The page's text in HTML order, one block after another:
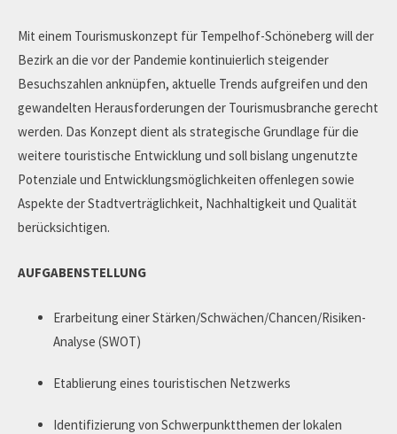
Mit einem Tourismuskonzept für Tempelhof-Schöneberg will der
Bezirk an die vor der Pandemie kontinuierlich steigender
Besuchszahlen anknüpfen, aktuelle Trends aufgreifen und den
gewandelten Herausforderungen der Tourismusbranche gerecht
werden. Das Konzept dient als strategische Grundlage für die
weitere touristische Entwicklung und soll bislang ungenutzte
Potenziale und Entwicklungsmöglichkeiten offenlegen sowie
Aspekte der Stadtverträglichkeit, Nachhaltigkeit und Qualität
berücksichtigen.
AUFGABENSTELLUNG
Erarbeitung einer Stärken/Schwächen/Chancen/Risiken-
Analyse (SWOT)
Etablierung eines touristischen Netzwerks
Identifizierung von Schwerpunktthemen der lokalen